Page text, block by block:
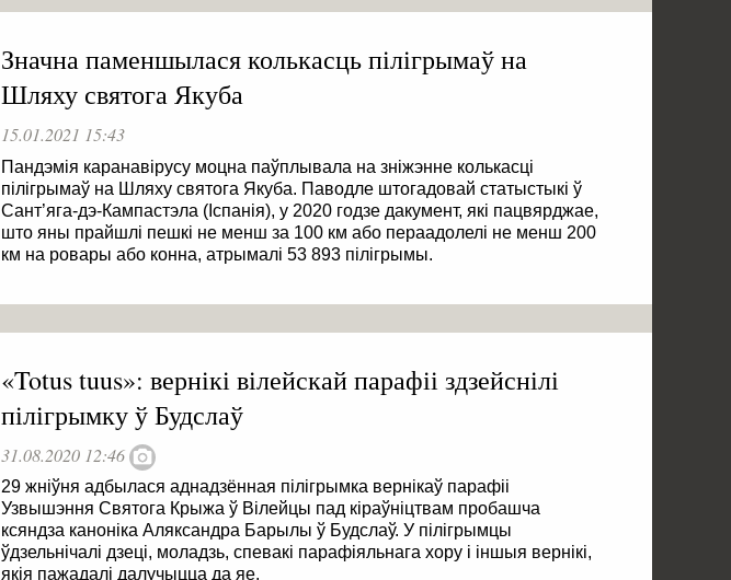
Значна паменшылася колькасць пілігрымаў на
Шляху святога Якуба
15.01.2021 15:43
Пандэмія каранавірусу моцна паўплывала на зніжэнне колькасці
пілігрымаў на Шляху святога Якуба. Паводле штогадовай статыстыкі ў
Сант’яга-дэ-Кампастэла (Іспанія), у 2020 годзе дакумент, які пацвярджае,
што яны прайшлі пешкі не менш за 100 км або пераадолелі не менш 200
км на ровары або конна, атрымалі 53 893 пілігрымы.
«Totus tuus»: вернікі вілейскай парафіі здзейснілі
пілігрымку ў Будслаў
31.08.2020 12:46
29 жніўня адбылася аднадзённая пілігрымка вернікаў парафіі
Узвышэння Святога Крыжа ў Вілейцы пад кіраўніцтвам пробашча
ксяндза каноніка Аляксандра Барылы ў Будслаў. У пілігрымцы
ўдзельнічалі дзеці, моладзь, спевакі парафіяльнага хору і іншыя вернікі,
якія пажадалі далучыцца да яе.